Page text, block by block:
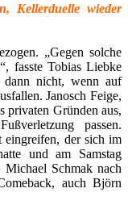
Kellerduelle wieder
„Gegen solche
fasste Tobias Liebke
dann nicht, wenn auf
Janosch Feige,
Gründen aus,
passen.
eingreifen, der sich im
und am Samstag
Schmak nach
auch Björn